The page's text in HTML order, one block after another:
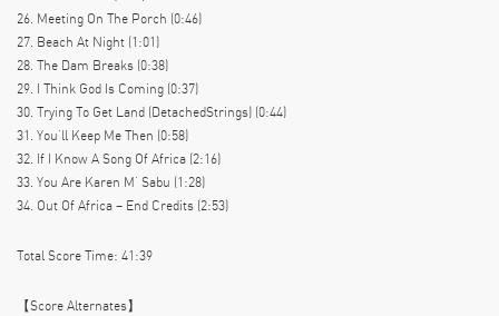
26. Meeting On The Porch (0:46)
27. Beach At Night (1:01)
28. The Dam Breaks (0:38)
29. I Think God Is Coming (0:37)
30. Trying To Get Land (DetachedStrings) (0:44)
31. You’ll Keep Me Then (0:58)
32. If I Know A Song Of Africa (2:16)
33. You Are Karen M’ Sabu (1:28)
34. Out Of Africa – End Credits (2:53)
Total Score Time: 41:39
【Score Alternates】